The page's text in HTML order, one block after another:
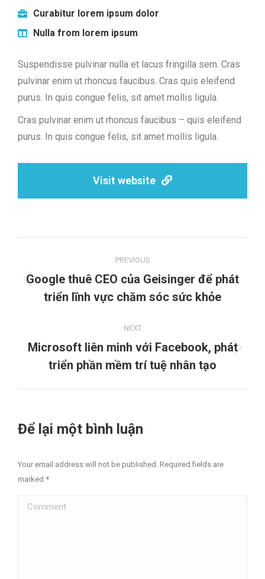
Curabitur lorem ipsum dolor
Nulla from lorem ipsum
Suspendisse pulvinar nulla et lacus fringilla sem. Cras
pulvinar enim ut rhoncus faucibus. Cras quis eleifend
purus. In quis congue felis, sit amet mollis ligula.
Cras pulvinar enim ut rhoncus faucibus – quis eleifend
purus. In quis congue felis, sit amet mollis ligula.
Visit website
navigation
PREVIOUS
Previous
project:
Google thuê CEO của Geisinger để phát
triển lĩnh vực chăm sóc sức khỏe
NEXT
Next
project:
Microsoft liên minh với Facebook, phát
triển phần mềm trí tuệ nhân tạo
Để lại một bình luận
Your email address will not be published. Required fields are
marked *
Comment